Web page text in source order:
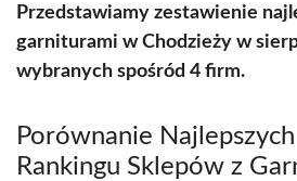
Przedstawiamy zestawienie
garniturami w Chodzieży w
wybranych spośród 4 firm.
Porównanie
Rankingu Sklepów z